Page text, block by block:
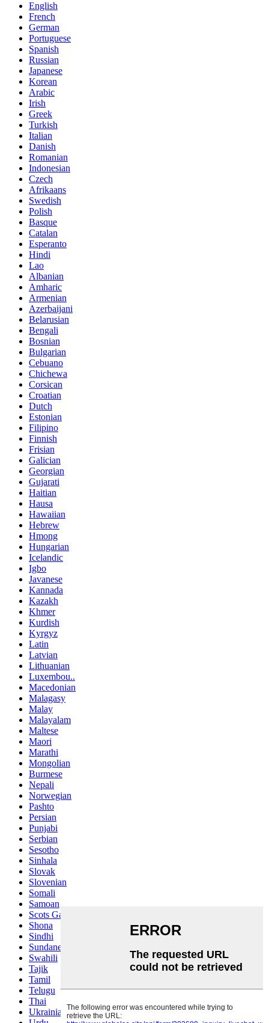
English
French
German
Portuguese
Spanish
Russian
Japanese
Korean
Arabic
Irish
Greek
Turkish
Italian
Danish
Romanian
Indonesian
Czech
Afrikaans
Swedish
Polish
Basque
Catalan
Esperanto
Hindi
Lao
Albanian
Amharic
Armenian
Azerbaijani
Belarusian
Bengali
Bosnian
Bulgarian
Cebuano
Chichewa
Corsican
Croatian
Dutch
Estonian
Filipino
Finnish
Frisian
Galician
Georgian
Gujarati
Haitian
Hausa
Hawaiian
Hebrew
Hmong
Hungarian
Icelandic
Igbo
Javanese
Kannada
Kazakh
Khmer
Kurdish
Kyrgyz
Latin
Latvian
Lithuanian
Luxembou..
Macedonian
Malagasy
Malay
Malayalam
Maltese
Maori
Marathi
Mongolian
Burmese
Nepali
Norwegian
Pashto
Persian
Punjabi
Serbian
Sesotho
Sinhala
Slovak
Slovenian
Somali
Samoan
Scots Gaelic
Shona
Sindhi
Sundanese
Swahili
Tajik
Tamil
Telugu
Thai
Ukrainian